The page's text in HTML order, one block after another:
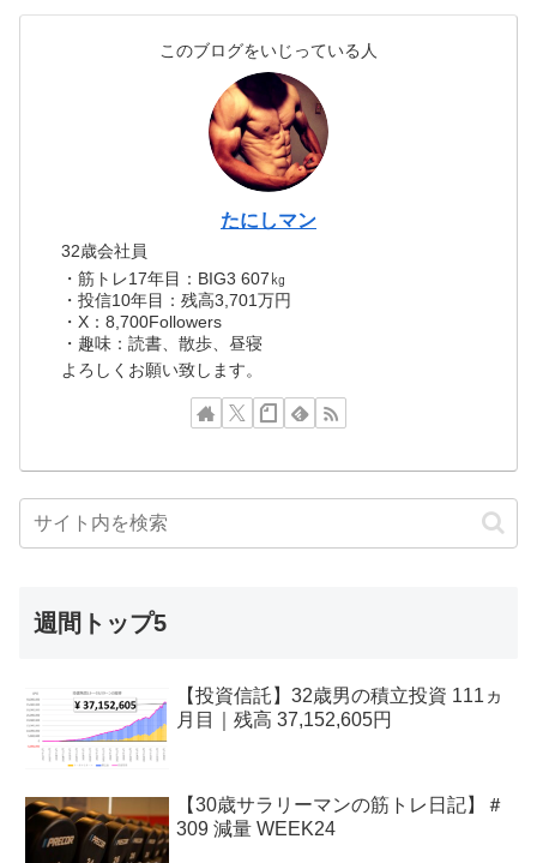
このブログをいじっている人
たにしマン
32歳会社員
・筋トレ17年目：BIG3 607㎏
・投信10年目：残高3,701万円
・X：8,700Followers
・趣味：読書、散歩、昼寝
よろしくお願い致します。
週間トップ5
【投資信託】32歳男の積立投資 111ヵ
月目｜残高 37,152,605円
【30歳サラリーマンの筋トレ日記】＃
309 減量 WEEK24